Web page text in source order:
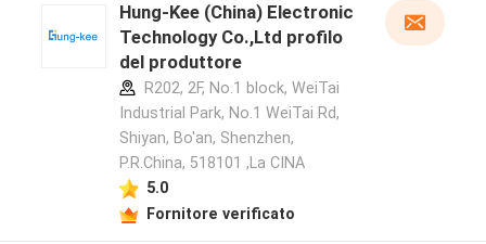
Hung-Kee (China) Electronic
Technology Co.,Ltd profilo
del produttore
R202, 2F, No.1 block, WeiTai
Industrial Park, No.1 WeiTai Rd,
Shiyan, Bo'an, Shenzhen,
P.R.China, 518101​​​​​​​ ,La CINA
5.0
Fornitore verificato